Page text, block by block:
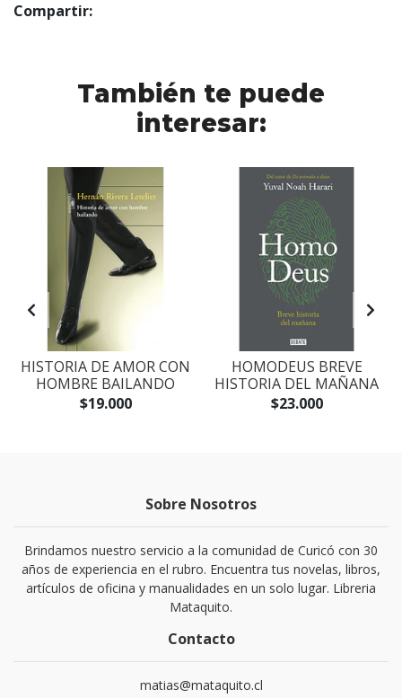
Compartir:
También te puede
interesar:
HISTORIA DE AMOR CON
HOMBRE BAILANDO
$19.000
HOMODEUS BREVE
HISTORIA DEL MAÑANA
$23.000
Sobre Nosotros
Brindamos nuestro servicio a la comunidad de Curicó con 30
años de experiencia en el rubro. Encuentra tus novelas, libros,
artículos de oficina y manualidades en un solo lugar. Libreria
Mataquito.
Contacto
matias@mataquito.cl